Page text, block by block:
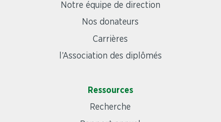
Notre équipe de direction
Nos donateurs
Carrières
l’Association des diplômés
Ressources
Recherche